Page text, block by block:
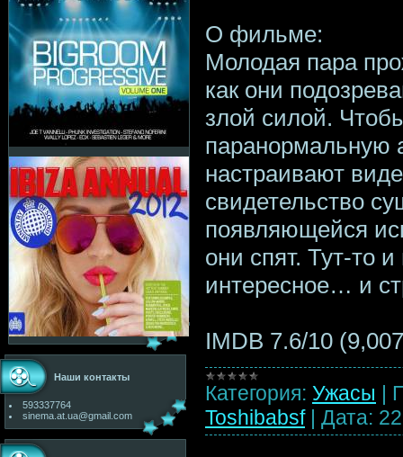
Наши контакты
593337764
sinema.at.ua@gmail.com
О фильме:
Молодая пара
как они
злой силой.
паранормальную
настраивают
свидетельство
появляющейся
они спят. Тут-то
интересное… и
IMDB 7.6/10
Категория: Ужасы |
Toshibabsf | Дата: